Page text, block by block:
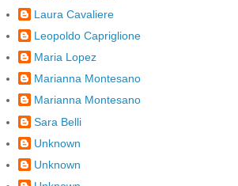
Laura Cavaliere
Leopoldo Capriglione
Maria Lopez
Marianna Montesano
Marianna Montesano
Sara Belli
Unknown
Unknown